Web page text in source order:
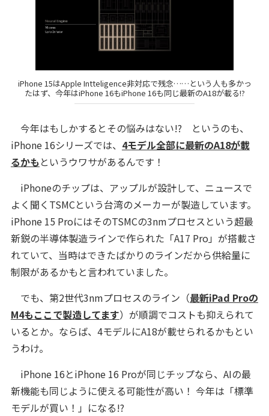
iPhone 15はApple Intteligence非対応で残念……という人も多かっ
たはず、今年はiPhone 16もiPhone 16も同じ最新のA18が載る!?
今年はもしかするとその悩みはない!? というのも、
iPhone 16シリーズでは、 4モデル全部に最新のA18が載
るかも というウワサがあるんです！
iPhoneのチップは、アップルが設計して、ニュースで
よく聞くTSMCという台湾のメーカーが製造しています。
iPhone 15 ProにはそのTSMCの3nmプロセスという超最
新鋭の半導体製造ラインで作られた「A17 Pro」が搭載さ
れていて、当時はできたばかりのラインだから供給量に
制限があるかもと言われていました。
でも、第2世代3nmプロセスのライン（最新iPad Proの
M4もここで製造してます）が順調でコストも抑えられて
いるとか。ならば、4モデルにA18が載せられるかもとい
うわけ。
iPhone 16とiPhone 16 Proが同じチップなら、AIの最
新機能も同じように使える可能性が高い！ 今年は「標準
モデルが買い！」になる!?